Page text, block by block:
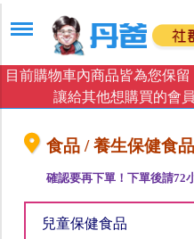
目前購物車內商品皆為您保
讓給其他想購買的會
食品 / 養生保健食
確認要再下單！下單後請72
兒童保健食品